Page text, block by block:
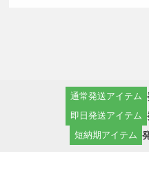
通常発送アイテム
即日発送アイテム
短納期アイテム